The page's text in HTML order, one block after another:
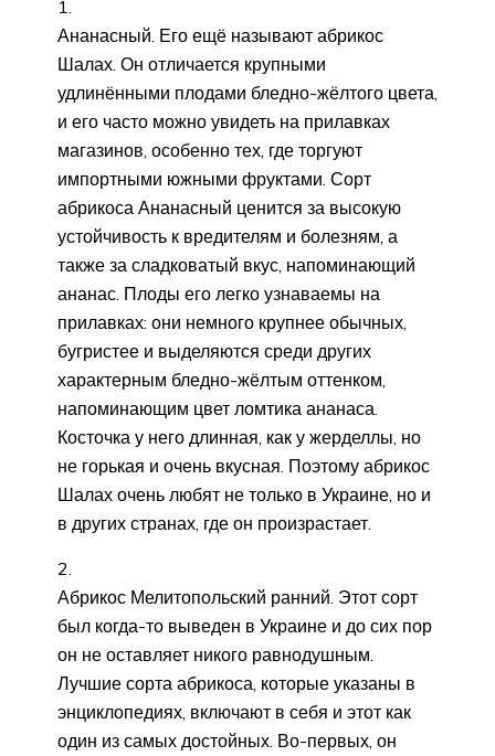
Ананасный. Его ещё называют абрикос
Шалах. Он отличается крупными
удлинёнными плодами бледно-жёлтого цвета,
и его часто можно увидеть на прилавках
магазинов, особенно тех, где торгуют
импортными южными фруктами. Сорт
абрикоса Ананасный ценится за высокую
устойчивость к вредителям и болезням, а
также за сладковатый вкус, напоминающий
ананас. Плоды его легко узнаваемы на
прилавках: они немного крупнее обычных,
бугристее и выделяются среди других
характерным бледно-жёлтым оттенком,
напоминающим цвет ломтика ананаса.
Косточка у него длинная, как у жерделлы, но
не горькая и очень вкусная. Поэтому абрикос
Шалах очень любят не только в Украине, но и
в других странах, где он произрастает.
Абрикос Мелитопольский ранний. Этот сорт
был когда-то выведен в Украине и до сих пор
он не оставляет никого равнодушным.
Лучшие сорта абрикоса, которые указаны в
энциклопедиях, включают в себя и этот как
один из самых достойных. Во-первых, он